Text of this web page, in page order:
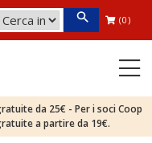
(0)
da 25€ - Per i soci Coop
a partire da 19€.